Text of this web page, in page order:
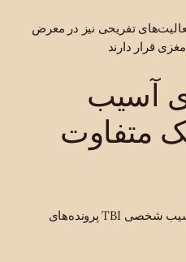
تفریحی نیز در معرض
آسیب
متفاوت
پرونده‌های TBI معمولاً پیچیده‌تر از سایر دعاوی آسیب شخصی